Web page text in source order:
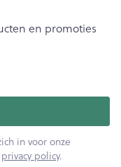
en promoties
in voor onze
privacy policy.